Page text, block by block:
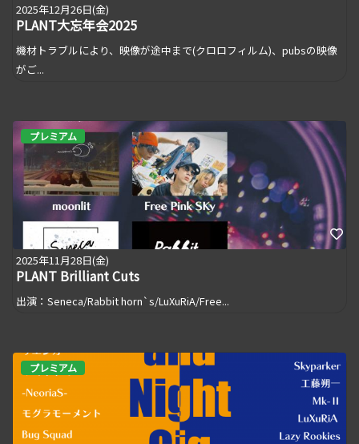
2025年12月26日(金)
PLANT大忘年会2025
機材トラブルにより、映像が途中まで(クロロフィルム)、pubsの映像
がご...
プレミアム
2025年11月28日(金)
PLANT Brilliant Cuts
出演：Seneca/Rabbit horn`s/LuXuRiA/Free...
プレミアム